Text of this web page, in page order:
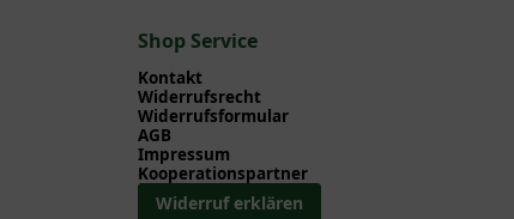
> Hortensie - Hydrangea > Teller - Hortensien
> Hortensie - Hydrangea > Teller - Hortensien
Shop Service
Kontakt
Widerrufsrecht
Widerrufsformular
AGB
Impressum
Kooperationspartner
Widerruf erklären